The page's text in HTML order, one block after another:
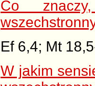
Co
Ef 6,4; Mt
W jakim